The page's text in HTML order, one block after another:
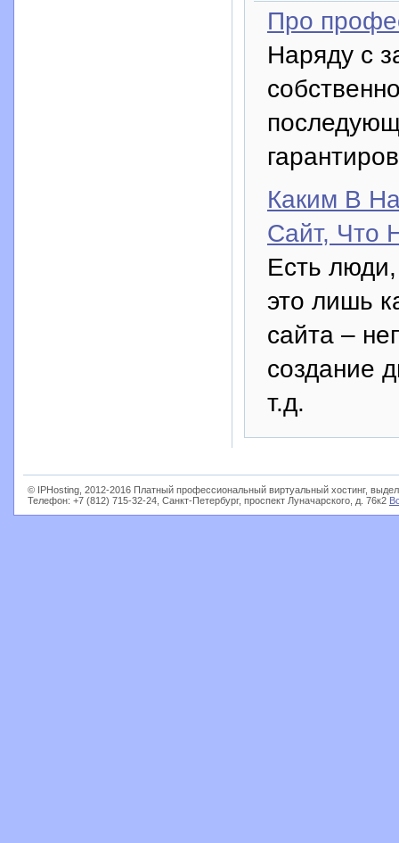
Про
Наряду с
Каким В
Сайт, Что
Есть
это лишь
сайта –
создание
т.д.
© IPHosting, 2012-2016 Платный профессиональный виртуальный хостинг,
Телефон: +7 (812) 715-32-24, Санкт-Петербург, проспект Луначарского, д. 76к2